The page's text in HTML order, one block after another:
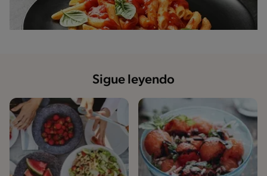
Sigue leyendo